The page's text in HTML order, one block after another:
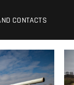
CONTACTS